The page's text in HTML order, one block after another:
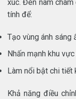
xúc. Đèn nam
tính để:
Tạo vùng ánh sáng
Nhấn mạnh khu
Làm nổi bật chi tiết
Khả năng điều